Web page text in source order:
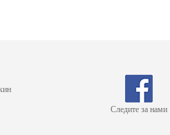
Следите за нами